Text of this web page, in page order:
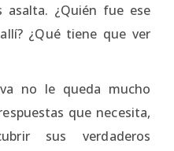
¿Quién fue ese
¿Qué tiene que ver
no le queda mucho
que necesita,
sus verdaderos